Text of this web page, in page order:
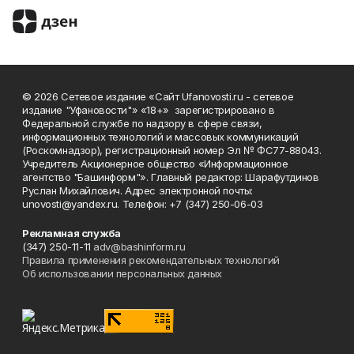
© 2026 Сетевое издание «Сайт Ufanovosti.ru - сетевое
издание "Уфановости"» «18+» зарегистрировано в
Федеральной службе по надзору в сфере связи,
информационных технологий и массовых коммуникаций
(Роскомнадзор), регистрационный номер Эл № ФС77-88043.
Учредитель Акционерное общество «Информационное
агентство "Башинформ"». Главный редактор: Шарафутдинов
Руслан Михайлович. Адрес электронной почты:
unovosti@yandex.ru. Телефон: +7 (347) 250-06-03
Рекламная служба
(347) 250-11-11 adv@bashinform.ru
Правила применения рекомендательных технологий
Об использовании персональных данных